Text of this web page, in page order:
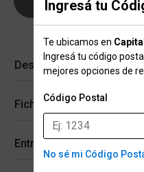
Ingresá tu
Te ubicamos en
Ingresá tu código
mejores opciones de
Código Postal
No sé mi Código
Descripción
Ficha técnica
Entregas